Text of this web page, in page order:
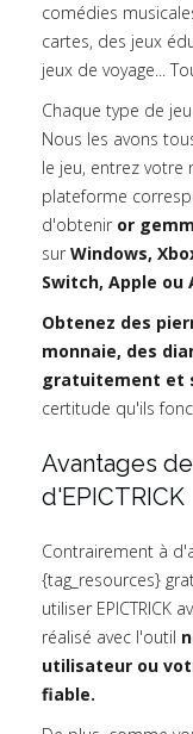
comédies
cartes, des jeux
jeux de voyage...
Chaque type de
Nous les avons
le jeu, entrez votre
plateforme
d'obtenir or
sur Windows,
Switch, Apple ou
Obtenez des
monnaie, des
gratuitement et
certitude qu'ils
Avantages
d'EPICTRICK
Contrairement à
{tag_resources}
utiliser EPICTRICK
réalisé avec l'outil
utilisateur ou
fiable.